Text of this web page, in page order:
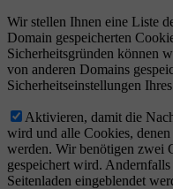
Wir stellen Ihnen eine Liste
Domain gespeicherten
Sicherheitsgründen können
von anderen Domains
Sicherheitseinstellungen
Aktivieren, damit die
wird und alle Cookies,
werden. Wir benötigen zwei
gespeichert wird.
Seitenladen eingeblendet